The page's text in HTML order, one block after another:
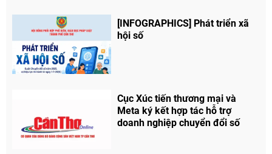
[INFOGRAPHICS] Phát triển xã
hội số
Cục Xúc tiến thương mại và
Meta ký kết hợp tác hỗ trợ
doanh nghiệp chuyển đổi số